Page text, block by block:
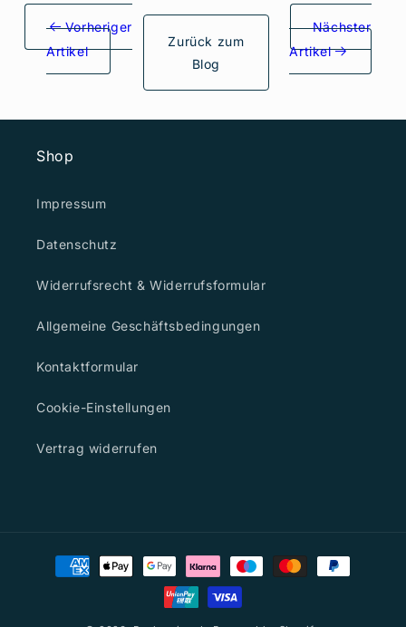
Vorheriger
Artikel
Zurück zum
Blog
Nächster
Artikel
Shop
Impressum
Datenschutz
Widerrufsrecht & Widerrufsformular
Allgemeine Geschäftsbedingungen
Kontaktformular
Cookie-Einstellungen
Vertrag widerrufen
Zahlungsmethoden